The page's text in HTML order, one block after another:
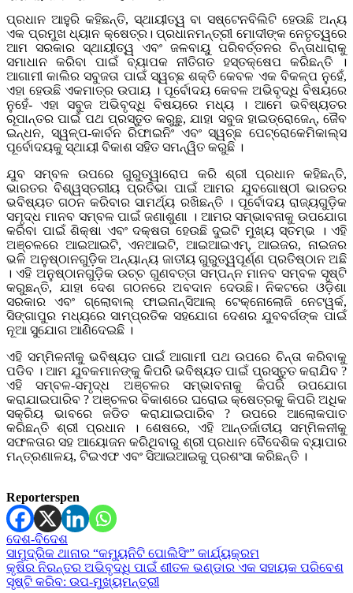
ପ୍ରଧାନ ଆହୁରି କହିଛନ୍ତି, ସ୍ଥାୟୀତ୍ୱ ବା ସଷ୍ଟେନବିଲିଟି ହେଉଛି ଅନ୍ୟ
ଏକ ପ୍ରମୁଖ ଧ୍ୟାନ କ୍ଷେତ୍ର। ପ୍ରଧାନମନ୍ତ୍ରୀ ମୋଦୀଙ୍କ ନେତୃତ୍ୱରେ
ଆମ ସରକାର ସ୍ଥାୟୀତ୍ୱ ଏବଂ ଜଳବାୟୁ ପରିବର୍ତ୍ତନର ଚିନ୍ତାଧାରାକୁ
ସମାଧାନ କରିବା ପାଇଁ ବ୍ୟାପକ ନୀତିଗତ ହସ୍ତକ୍ଷେପ କରିଛନ୍ତି ।
ଆଗାମୀ କାଲିର ସବୁଜତା ପାଇଁ ସ୍ୱଚ୍ଛ ଶକ୍ତି କେବଳ ଏକ ବିକଳ୍ପ ନୁହେଁ,
ଏହା ହେଉଛି ଏକମାତ୍ର ଉପାୟ । ପୂର୍ବୋଦୟ କେବଳ ଅଭିବୃଦ୍ଧି ବିଷୟରେ
ନୁହେଁ- ଏହା ସବୁଜ ଅଭିବୃଦ୍ଧି ବିଷୟରେ ମଧ୍ୟ । ଆମେ ଭବିଷ୍ୟତର
ରୂପାନ୍ତର ପାଇଁ ପଥ ପ୍ରସ୍ତୁତ କରୁଛୁ, ଯାହା ସବୁଜ ହାଇଡ୍ରୋଜେନ୍, ଜୈବ
ଇନ୍ଧନ, ସ୍ୱଳ୍ପ-କାର୍ବନ ରିଫାଇନିଂ ଏବଂ ସ୍ୱଚ୍ଛ ପେଟ୍ରୋକେମିକାଲ୍ସ
ପୂର୍ବୋଦୟକୁ ସ୍ଥାୟୀ ବିକାଶ ସହିତ ସମନ୍ୱିତ କରୁଛି ।
ଯୁବ ସମ୍ବଳ ଉପରେ ଗୁରୁତ୍ୱାରୋପ କରି ଶ୍ରୀ ପ୍ରଧାନ କହିଛନ୍ତି,
ଭାରତର ବିଶ୍ୱସ୍ତରୀୟ ପ୍ରତିଭା ପାଇଁ ଆମର ଯୁବଗୋଷ୍ଠୀ ଭାରତର
ଭବିଷ୍ୟତ ଗଠନ କରିବାର ସାମର୍ଥ୍ୟ ରଖିଛନ୍ତି । ପୂର୍ବୋଦୟ ରାଜ୍ୟଗୁଡ଼ିକ
ସମୃଦ୍ଧ ମାନବ ସମ୍ବଳ ପାଇଁ ଜଣାଶୁଣା । ଆମର ସମ୍ଭାବନାକୁ ଉପଯୋଗ
କରିବା ପାଇଁ ଶିକ୍ଷା ଏବଂ ଦକ୍ଷତା ହେଉଛି ଦୁଇଟି ମୁଖ୍ୟ ସ୍ତମ୍ଭ । ଏହି
ଅଞ୍ଚଳରେ ଆଇଆଇଟି, ଏନଆଇଟି, ଆଇଆଇଏମ୍, ଆଇଜର, ନାଇଜର
ଭଳି ଅନୁଷ୍ଠାନଗୁଡ଼ିକ ଅନ୍ୟାନ୍ୟ ଜାତୀୟ ଗୁରୁତ୍ୱପୂର୍ଣ୍ଣ ପ୍ରତିଷ୍ଠାନ ଅଛି
। ଏହି ଅନୁଷ୍ଠାନଗୁଡ଼ିକ ଉଚ୍ଚ ଗୁଣବତ୍ତା ସମ୍ପନ୍ନ ମାନବ ସମ୍ବଳ ସୃଷ୍ଟି
କରୁଛନ୍ତି, ଯାହା ଦେଶ ଗଠନରେ ଅବଦାନ ଦେଉଛି। ନିକଟରେ ଓଡ଼ିଶା
ସରକାର ଏବଂ ଗ୍ଲୋବାଲ୍ ଫାଇନାନ୍ସିଆଲ୍ ଟେକ୍ନୋଲୋଜି ନେଟୱର୍କ,
ସିଙ୍ଗାପୁର ମଧ୍ୟରେ ସାମ୍ପ୍ରତିକ ସହଯୋଗ ଦେଶର ଯୁବବର୍ଗଙ୍କ ପାଇଁ
ନୂଆ ସୁଯୋଗ ଆଣିଦେଇଛି ।
ଏହି ସମ୍ମିଳନୀକୁ ଭବିଷ୍ୟତ ପାଇଁ ଆଗାମୀ ପଥ ଉପରେ ଚିନ୍ତା କରିବାକୁ
ପଡିବ । ଆମ ଯୁବକମାନଙ୍କୁ କିପରି ଭବିଷ୍ୟତ ପାଇଁ ପ୍ରସ୍ତୁତ କରାଯିବ ?
ଏହି ସମ୍ବଳ-ସମୃଦ୍ଧ ଅଞ୍ଚଳର ସମ୍ଭାବନାକୁ କିପରି ଉପଯୋଗ
କରାଯାଇପାରିବ ? ଅଞ୍ଚଳର ବିକାଶରେ ଘରୋଇ କ୍ଷେତ୍ରକୁ କିପରି ଅଧିକ
ସକ୍ରିୟ ଭାବରେ ଜଡିତ କରାଯାଇପାରିବ ? ଉପରେ ଆଲୋକପାତ
କରିଛନ୍ତି ଶ୍ରୀ ପ୍ରଧାନ । ଶେଷରେ, ଏହି ଆନ୍ତର୍ଜାତୀୟ ସମ୍ମିଳନୀକୁ
ସଫଳତାର ସହ ଆୟୋଜନ କରିଥିବାରୁ ଶ୍ରୀ ପ୍ରଧାନ ବୈଦେଶିକ ବ୍ୟାପାର
ମନ୍ତ୍ରଣାଳୟ, ଟିଇଏଫ ଏବଂ ସିଆଇଆଇକୁ ପ୍ରଶଂସା କରିଛନ୍ତି ।
Reporterspen
ଦେଶ-ବିଦେଶ
Post
navigation
ସାମୁଦ୍ରିକ ଥାନାର “କମ୍ୟୁନିଟି ପୋଲିସିଂ” କାର୍ଯ୍ୟକ୍ରମ
କୃଷିର ନିରନ୍ତର ଅଭିବୃଦ୍ଧି ପାଇଁ ଶୀତଳ ଭଣ୍ଡାର ଏକ ସହାୟକ ପରିବେଶ
ସୃଷ୍ଟି କରିବ: ଉପ-ମୁଖ୍ୟମନ୍ତ୍ରୀ